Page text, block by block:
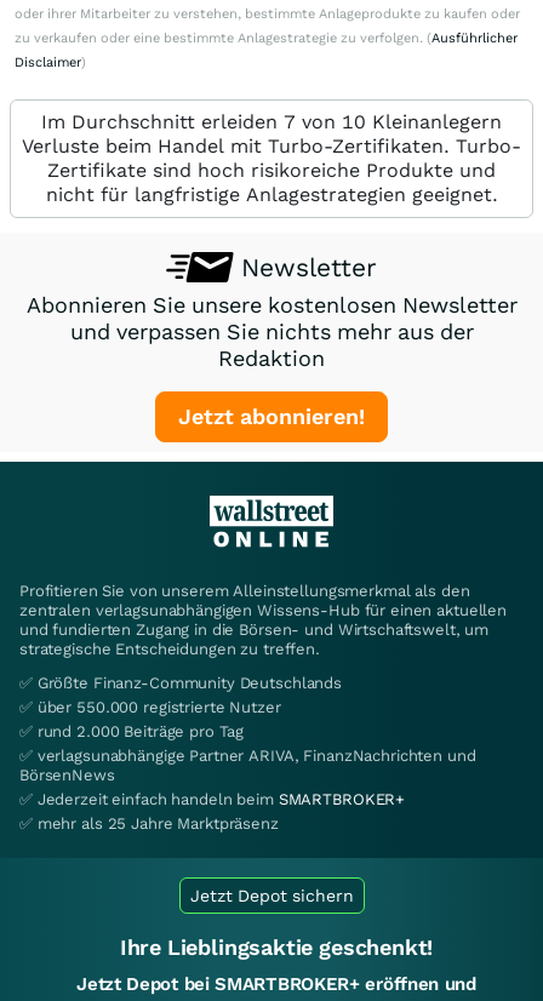
oder ihrer Mitarbeiter zu verstehen, bestimmte Anlageprodukte zu kaufen oder
zu verkaufen oder eine bestimmte Anlagestrategie zu verfolgen. (Ausführlicher
Disclaimer)
Im Durchschnitt erleiden 7 von 10 Kleinanlegern
Verluste beim Handel mit Turbo-Zertifikaten. Turbo-
Zertifikate sind hoch risikoreiche Produkte und
nicht für langfristige Anlagestrategien geeignet.
Newsletter
Abonnieren Sie unsere kostenlosen Newsletter
und verpassen Sie nichts mehr aus der
Redaktion
Jetzt abonnieren!
Profitieren Sie von unserem Alleinstellungsmerkmal als den
zentralen verlagsunabhängigen Wissens-Hub für einen aktuellen
und fundierten Zugang in die Börsen- und Wirtschaftswelt, um
strategische Entscheidungen zu treffen.
✅ Größte Finanz-Community Deutschlands
✅ über 550.000 registrierte Nutzer
✅ rund 2.000 Beiträge pro Tag
✅ verlagsunabhängige Partner ARIVA, FinanzNachrichten und
BörsenNews
✅ Jederzeit einfach handeln beim SMARTBROKER+
✅ mehr als 25 Jahre Marktpräsenz
Jetzt Depot sichern
Ihre Lieblingsaktie geschenkt!
Jetzt Depot bei SMARTBROKER+ eröffnen und